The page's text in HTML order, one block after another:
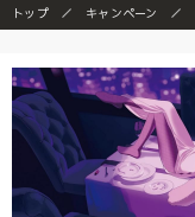
トップ キャンペーン